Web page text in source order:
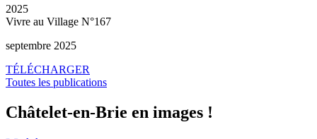
2025
Vivre au Village N°167
septembre 2025
TÉLÉCHARGER
Toutes les publications
Châtelet-en-Brie en images !